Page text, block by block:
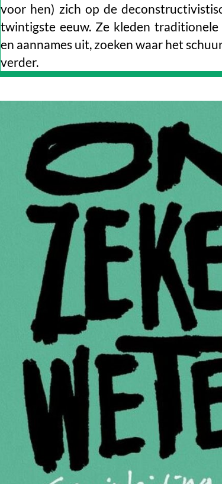
voor hen) zich op de
twintigste eeuw. Ze kleden traditionele
en aannames uit, zoeken waar het
verder.